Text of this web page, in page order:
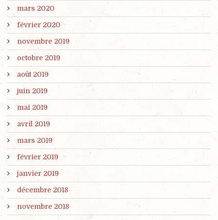
mars 2020
février 2020
novembre 2019
octobre 2019
août 2019
juin 2019
mai 2019
avril 2019
mars 2019
février 2019
janvier 2019
décembre 2018
novembre 2018